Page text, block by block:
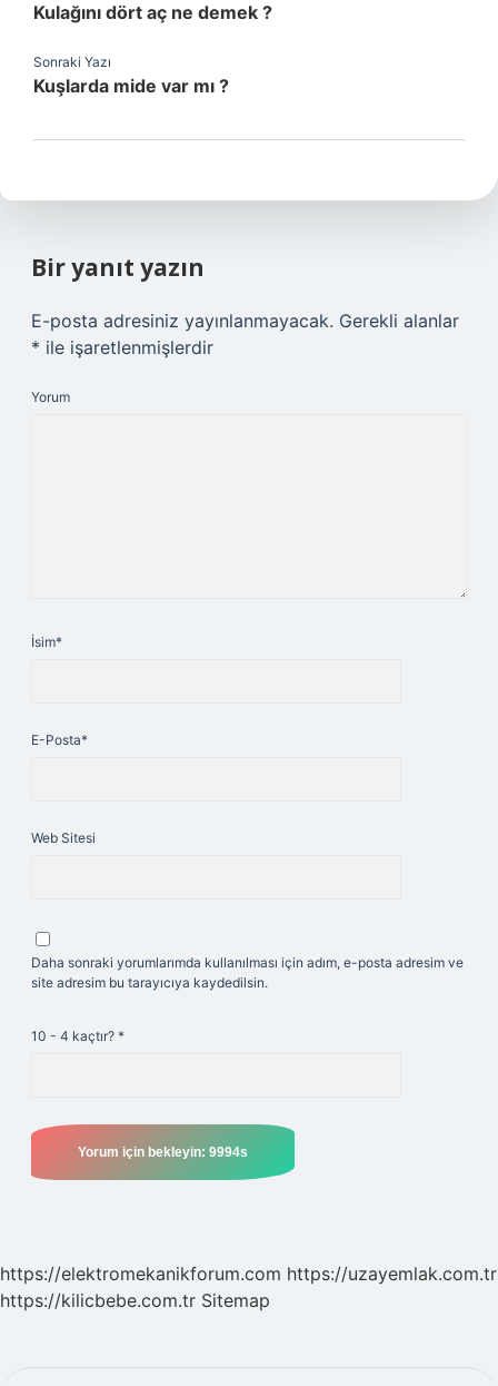
Kulağını dört aç ne demek ?
Sonraki Yazı
Kuşlarda mide var mı ?
Bir yanıt yazın
E-posta adresiniz yayınlanmayacak. Gerekli alanlar
* ile işaretlenmişlerdir
Yorum
İsim*
E-Posta*
Web Sitesi
Daha sonraki yorumlarımda kullanılması için adım, e-posta adresim ve
site adresim bu tarayıcıya kaydedilsin.
10 - 4 kaçtır? *
https://elektromekanikforum.com https://uzayemlak.com.tr
https://kilicbebe.com.tr Sitemap